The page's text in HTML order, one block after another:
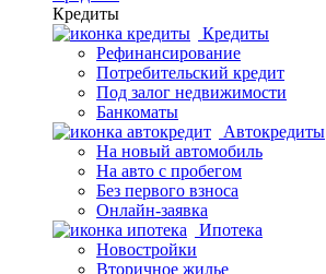
Кредиты
Кредиты
Рефинансирование
Потребительский кредит
Под залог недвижимости
Банкоматы
Автокредиты
На новый автомобиль
На авто с пробегом
Без первого взноса
Онлайн-заявка
Ипотека
Новостройки
Вторичное жилье